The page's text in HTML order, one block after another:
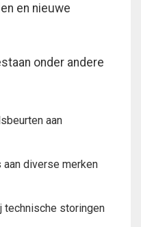
en nieuwe
onder andere
aan
aan diverse merken
technische storingen